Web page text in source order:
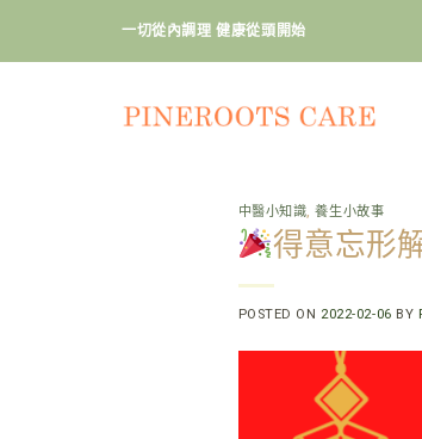
一切從內調理 健康從頭開始
中醫小知識,養生小故事
得意忘形
POSTED ON 2022-02-06 BY